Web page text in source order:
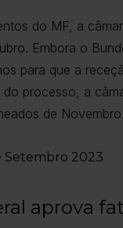
do MF, a
Embora o
para que a
do processo, a
de
Setembro 2023
aprova